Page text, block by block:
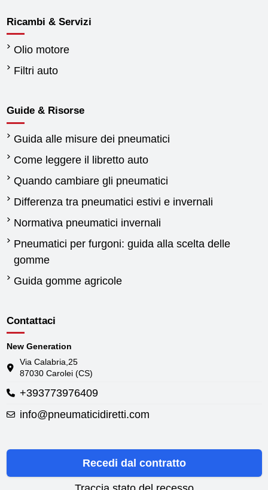
Ricambi & Servizi
Olio motore
Filtri auto
Guide & Risorse
Guida alle misure dei pneumatici
Come leggere il libretto auto
Quando cambiare gli pneumatici
Differenza tra pneumatici estivi e invernali
Normativa pneumatici invernali
Pneumatici per furgoni: guida alla scelta delle
gomme
Guida gomme agricole
Contattaci
New Generation
Via Calabria,25
87030 Carolei (CS)
+393773976409
info@pneumaticidiretti.com
Recedi dal contratto